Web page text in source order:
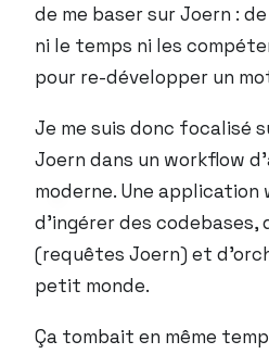
de me baser sur Joern :
ni le temps ni les
pour re-développer un
Je me suis donc focalisé
Joern dans un workflow
moderne. Une application
d’ingérer des
(requêtes Joern) et
petit monde.
Ça tombait en même